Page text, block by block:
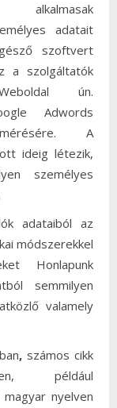
adatait
szoftvert
a szolgáltatók
ún.
Adwords
A
ideig létezik,
személyes
adataiból az
módszerekkel
Honlapunk
semmilyen
valamely
,számos cikk
például
magyar nyelven